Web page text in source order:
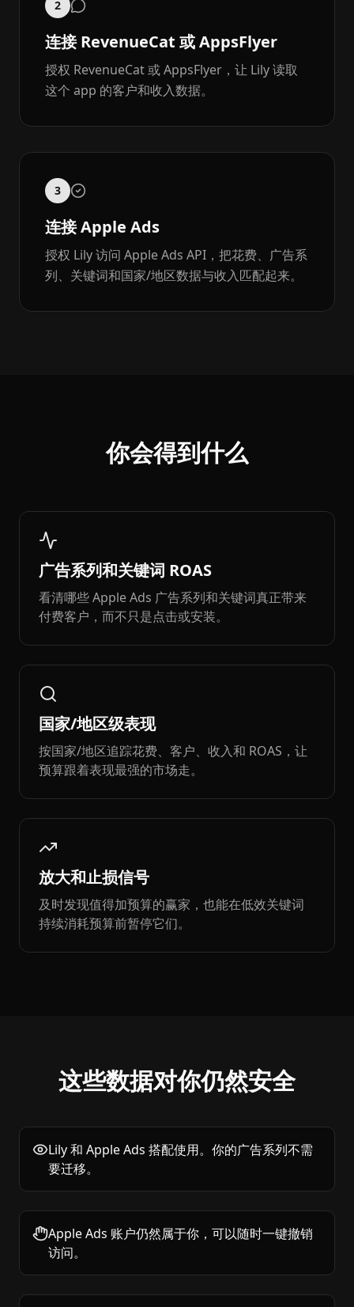
2
连接 RevenueCat 或 AppsFlyer
授权 RevenueCat 或 AppsFlyer，让 Lily 读取
这个 app 的客户和收入数据。
3
连接 Apple Ads
授权 Lily 访问 Apple Ads API，把花费、广告系
列、关键词和国家/地区数据与收入匹配起来。
你会得到什么
广告系列和关键词 ROAS
看清哪些 Apple Ads 广告系列和关键词真正带来
付费客户，而不只是点击或安装。
国家/地区级表现
按国家/地区追踪花费、客户、收入和 ROAS，让
预算跟着表现最强的市场走。
放大和止损信号
及时发现值得加预算的赢家，也能在低效关键词
持续消耗预算前暂停它们。
这些数据对你仍然安全
Lily 和 Apple Ads 搭配使用。你的广告系列不需
要迁移。
Apple Ads 账户仍然属于你，可以随时一键撤销
访问。